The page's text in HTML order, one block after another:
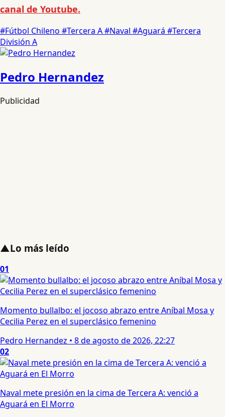
canal de Youtube.
#Fútbol Chileno #Tercera A#Naval #Aguará #Tercera
División A
Pedro Hernandez
Publicidad
▲Lo más leído
01
Momento bullalbo: el jocoso abrazo entre Aníbal Mosa y
Cecilia Perez en el superclásico femenino
Pedro Hernandez • 8 de agosto de 2026, 22:27
02
Naval mete presión en la cima de Tercera A: venció a
Aguará en El Morro